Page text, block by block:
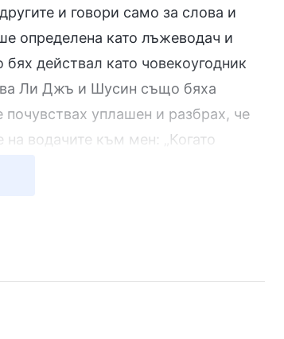
и говори само за слова и
определена като лъжеводач и
действал като човекоугодник
Ли Джъ и Шусин също бяха
уплашен и разбрах, че
водачите към мен: „Когато
и смущава църковното дело,